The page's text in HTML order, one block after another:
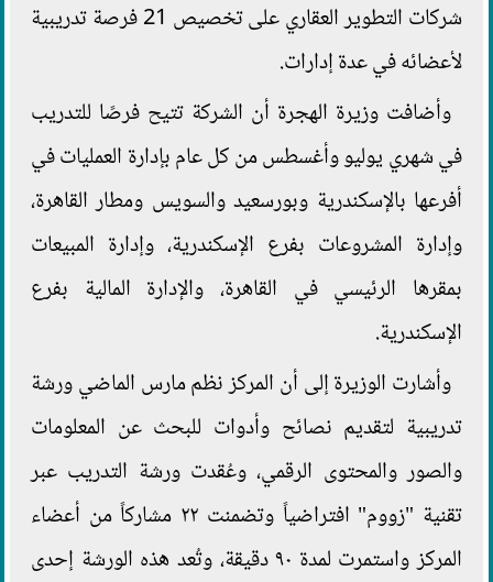
شركات التطوير العقاري على تخصيص 21 فرصة تدريبية
لأعضائه في عدة إدارات.
وأضافت وزيرة الهجرة أن الشركة تتيح فرصًا للتدريب
في شهري يوليو وأغسطس من كل عام بإدارة العمليات في
أفرعها بالإسكندرية وبورسعيد والسويس ومطار القاهرة،
وإدارة المشروعات بفرع الإسكندرية، وإدارة المبيعات
بمقرها الرئيسي في القاهرة، والإدارة المالية بفرع
الإسكندرية.
وأشارت الوزيرة إلى أن المركز نظم مارس الماضي ورشة
تدريبية لتقديم نصائح وأدوات للبحث عن المعلومات
والصور والمحتوى الرقمي، وعُقدت ورشة التدريب عبر
تقنية "زووم" افتراضياً وتضمنت ٢٢ مشاركاً من أعضاء
المركز واستمرت لمدة ٩٠ دقيقة، وتُعد هذه الورشة إحدى